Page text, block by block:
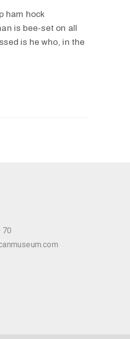
ham hock
is bee-set on all
is he who, in the
70